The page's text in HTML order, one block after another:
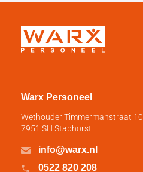
Warx Personeel
Wethouder Timmermanstraat 10
7951 SH Staphorst
info@warx.nl
0522 820 208